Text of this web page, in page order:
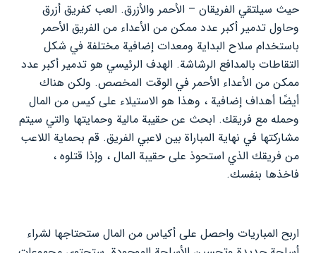
حيث سيلتقي الفريقان – الأحمر والأزرق. العب كفريق أزرق
وحاول تدمير أكبر عدد ممكن من الأعداء من الفريق الأحمر
باستخدام سلاح البداية ومعدات إضافية مختلفة في شكل
التقاطات بالمدافع الرشاشة. الهدف الرئيسي هو تدمير أكبر عدد
ممكن من الأعداء الأحمر في الوقت المخصص. ولكن هناك
أيضًا أهداف إضافية ، وهذا هو الاستيلاء على كيس من المال
وحمله مع فريقك. ابحث عن حقيبة مالية وحمايتها والتي سيتم
مشاركتها في نهاية المباراة بين لاعبي الفريق. قم بحماية اللاعب
من فريقك الذي استحوذ على حقيبة المال ، وإذا قتلوه ،
فاخذها بنفسك.
اربح المباريات واحصل على أكياس من المال ستحتاجها لشراء